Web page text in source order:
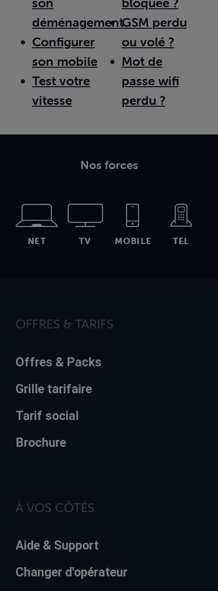
déménagement
Configurer
son mobile
Test votre
vitesse
GSM perdu
ou volé ?
Mot de
passe wifi
perdu ?
Nos forces
NET TV MOBILE TEL
OFFRES & TARIFS
Offres & Packs
Grille tarifaire
Tarif social
Brochure
À VOS CÔTÉS
Aide & Support
Changer d'opérateur